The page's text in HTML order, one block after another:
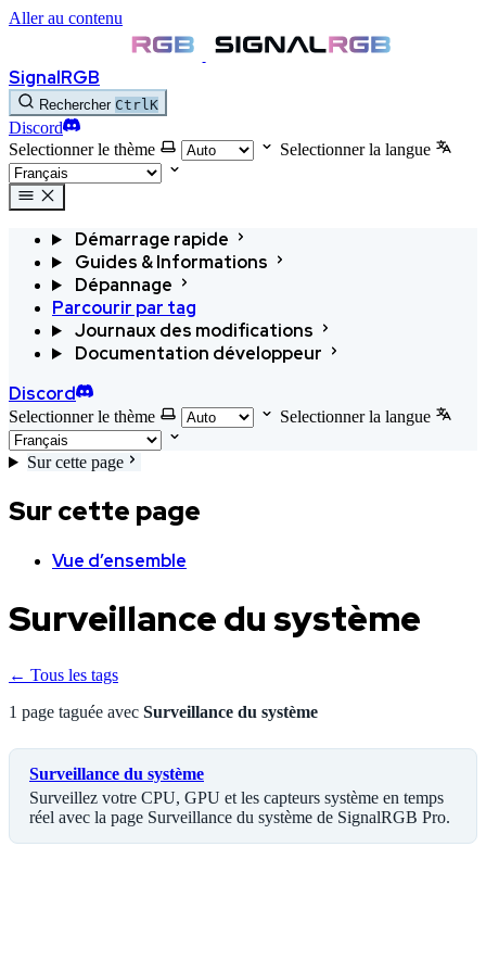
Aller au contenu
SignalRGB
Rechercher CtrlK
Discord
Selectionner le thème
Selectionner la langue
Démarrage rapide
Guides & Informations
Dépannage
Parcourir par tag
Journaux des modifications
Documentation développeur
Discord
Selectionner le thème Selectionner la langue
Sur cette page
Sur cette page
Vue d’ensemble
Surveillance du système
← Tous les tags
1 page taguée avec Surveillance du système
Surveillance du système
Surveillez votre CPU, GPU et les capteurs système en temps
réel avec la page Surveillance du système de SignalRGB Pro.